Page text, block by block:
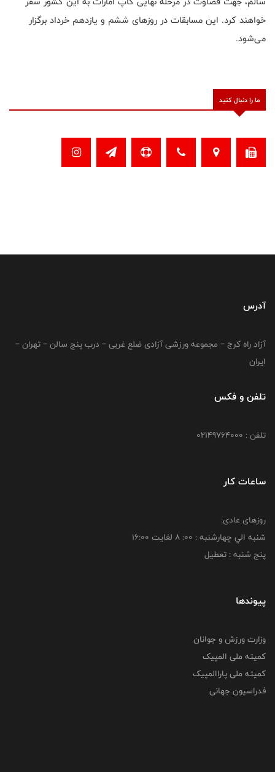
خواهند کرد. این مسابقات در روزهای ششم و یازدهم خرداد برگزار
می‌شود.
ما را دنبال کنید
آدرس
آزاد راه کرج – مجموعه ورزشی آزادی ضلع غربی – درب پنج سالن – تهران –
ایران
تلفن و فکس
تلفن : 02149764000
ساعات کار
روزهای عادی:
شنبه الي چهارشنبه : 00: 8 لغايت 16:00
پنج شنبه : تعطیل
پیوندها
وزارت ورزش و جوانان
کمیته ملی المپیک
کمیته ملی پاراالمپیک
فدراسیون جهانی